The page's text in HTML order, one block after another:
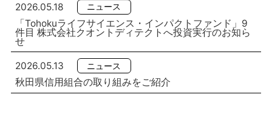
2026.05.18 ニュース
「Tohokuライフサイエンス・インパクトファンド」9
件目 株式会社クオントディテクトへ投資実行のお知ら
せ
2026.05.13 ニュース
秋田県信用組合の取り組みをご紹介